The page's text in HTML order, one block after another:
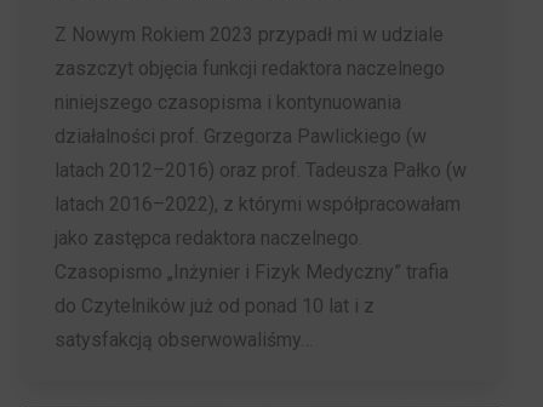
Z Nowym Rokiem 2023 przypadł mi w udziale
zaszczyt objęcia funkcji redaktora naczelnego
niniejszego czasopisma i kontynuowania
działalności prof. Grzegorza Pawlickiego (w
latach 2012–2016) oraz prof. Tadeusza Pałko (w
latach 2016–2022), z którymi współpracowałam
jako zastępca redaktora naczelnego.
Czasopismo „Inżynier i Fizyk Medyczny” trafia
do Czytelników już od ponad 10 lat i z
satysfakcją obserwowaliśmy…